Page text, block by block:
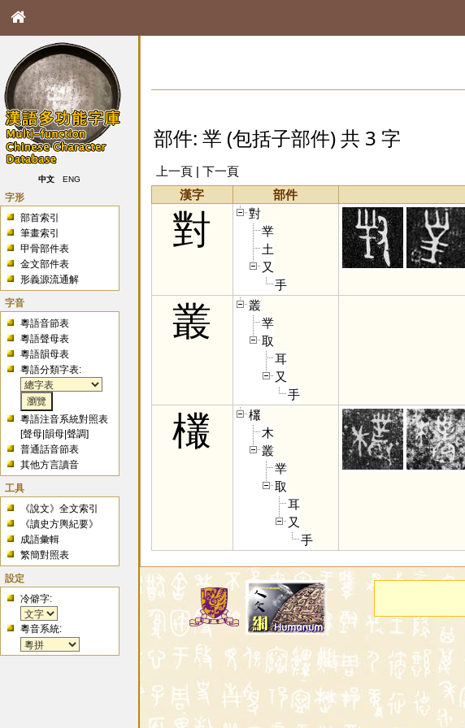
中文 ENG
字形
部首索引
筆畫索引
甲骨部件表
金文部件表
形義源流通解
字音
粵語音節表
粵語聲母表
粵語韻母表
粵語分類字表:
粵語注音系統對照表
[聲母 |韻母 |聲調]
普通話音節表
其他方言讀音
工具
《說文》全文索引
《讀史方輿紀要》
成語彙輯
繁簡對照表
設定
冷僻字:
粵音系統:
部件: 丵 (包括子部件) 共 3 字
上一頁 | 下一頁
漢字
部件
對
對
丵
土
又
手
叢
叢
丵
取
耳
又
手
欉
欉
木
叢
丵
取
耳
又
手